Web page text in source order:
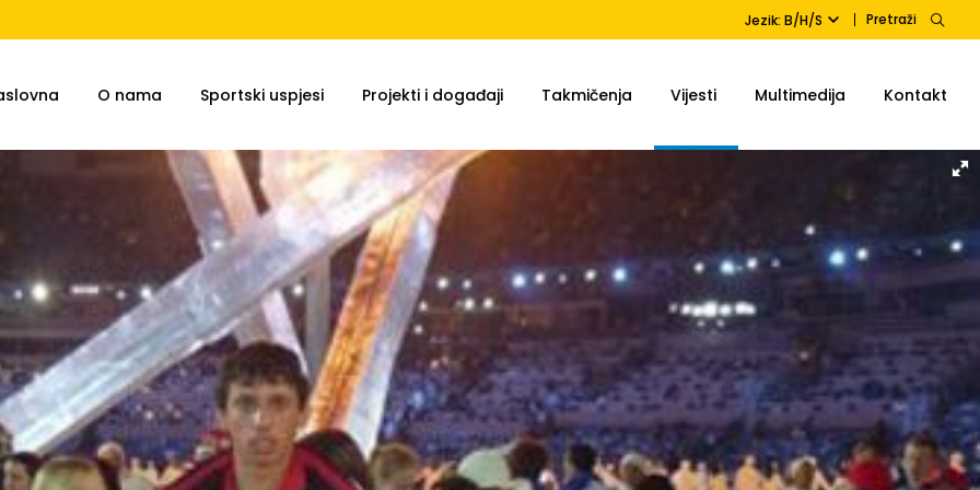
Jezik: B/H/S Pretraži
O nama Sportski uspjesi Projekti i događaji Takmičenja Vijesti Multimedija Kontakt